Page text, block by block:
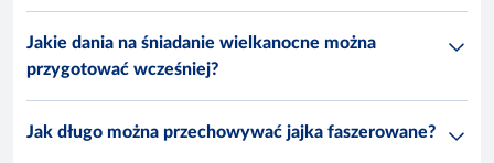
Jakie dania na śniadanie wielkanocne można
przygotować wcześniej?
Jak długo można przechowywać jajka faszerowane?